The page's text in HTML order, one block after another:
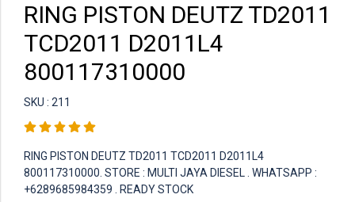
RING PISTON DEUTZ TD2011
TCD2011 D2011L4
800117310000
SKU : 211
RING PISTON DEUTZ TD2011 TCD2011 D2011L4
800117310000. STORE : MULTI JAYA DIESEL . WHATSAPP :
+6289685984359 . READY STOCK